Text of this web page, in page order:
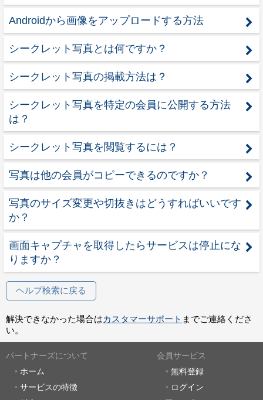
Androidから画像をアップロードする方法
シークレット写真とは何ですか？
シークレット写真の掲載方法は？
シークレット写真を特定の会員に公開する方法
は？
シークレット写真を閲覧するには？
写真は他の会員がコピーできるのですか？
写真のサイズ変更や切抜きはどうすればいいです
か？
画面キャプチャを取得したらサービスは停止にな
りますか？
ヘルプ検索に戻る
解決できなかった場合はカスタマーサポート までご連絡くださ
い。
パートナーズについて
ホーム
サービスの特徴
会員サービス
無料登録
ログイン